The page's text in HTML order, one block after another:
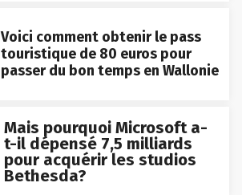
Voici comment obtenir le pass
touristique de 80 euros pour
passer du bon temps en Wallonie
Mais pourquoi Microsoft a-
t-il dépensé 7,5 milliards
pour acquérir les studios
Bethesda?